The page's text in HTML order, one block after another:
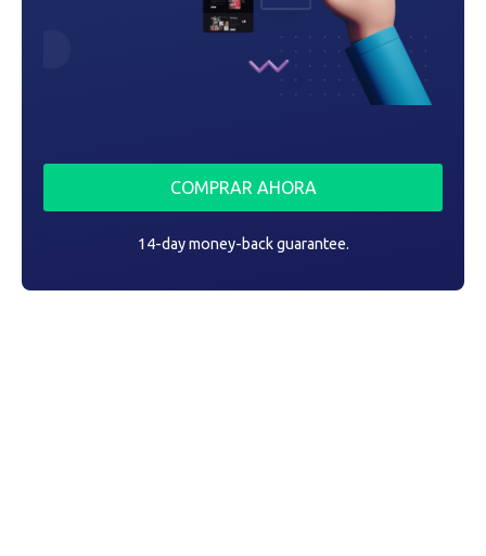
COMPRAR AHORA
14-day money-back guarantee.